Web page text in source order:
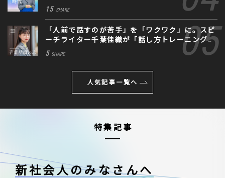
生きる道
15 SHARE
「人前で話すのが苦手」を「ワクワク」に。スピ
ーチライター千葉佳織が「話し方トレーニング」
に込めた思い
5 SHARE
人気記事一覧へ
特集記事
新社会人のみなさんへ